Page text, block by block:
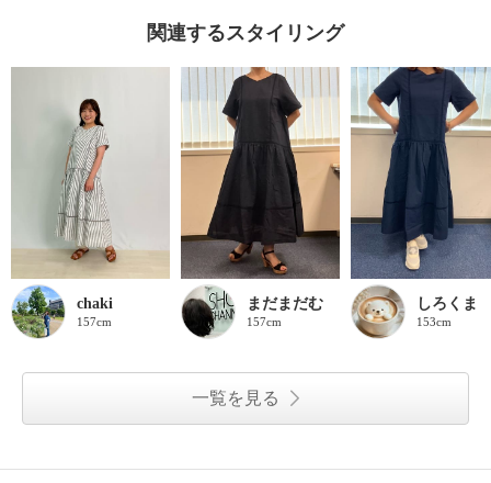
関連するスタイリング
chaki
157cm
まだまだむ
157cm
しろくま
153cm
一覧を見る